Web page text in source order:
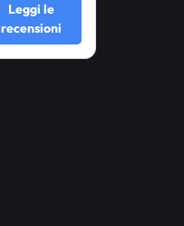
Leggi le
recensioni